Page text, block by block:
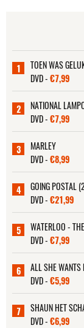
1
TOEN WAS
DVD -€7,99
2
NATIONAL
DVD -€7,99
3
MARLEY
DVD -€8,99
4
GOING POSTAL
DVD -€21,99
5
WATERLOO -
DVD -€7,99
6
ALL SHE WANTS
DVD -€5,99
7
SHAUN HET
DVD -€6,99